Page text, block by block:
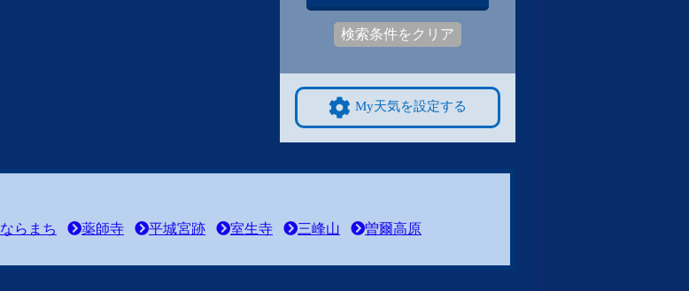
検索条件をクリア
My天気を設定する
ならまち 薬師寺 平城宮跡 室生寺 三峰山 曽爾高原